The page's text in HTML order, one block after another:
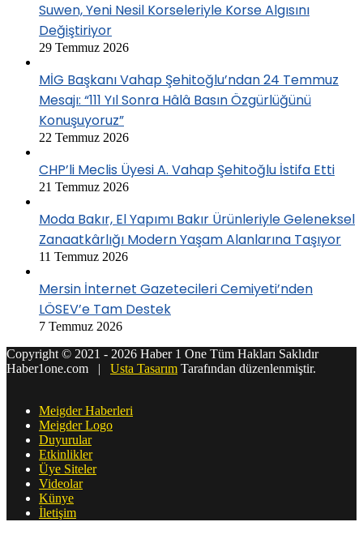
Suwen, Yeni Nesil Korseleriyle Korse Algısını
Değiştiriyor
29 Temmuz 2026
MİG Başkanı Vahap Şehitoğlu’ndan 24 Temmuz
Mesajı: “111 Yıl Sonra Hâlâ Basın Özgürlüğünü
Konuşuyoruz”
22 Temmuz 2026
CHP’li Meclis Üyesi A. Vahap Şehitoğlu İstifa Etti
21 Temmuz 2026
Moda Bakır, El Yapımı Bakır Ürünleriyle Geleneksel
Zanaatkârlığı Modern Yaşam Alanlarına Taşıyor
11 Temmuz 2026
Mersin İnternet Gazetecileri Cemiyeti’nden
LÖSEV’e Tam Destek
7 Temmuz 2026
Copyright © 2021 - 2026 Haber 1 One Tüm Hakları Saklıdır
Haber1one.com | Usta Tasarım Tarafından düzenlenmiştir.
Meigder Haberleri
Meigder Logo
Duyurular
Etkinlikler
Üye Siteler
Videolar
Künye
İletişim